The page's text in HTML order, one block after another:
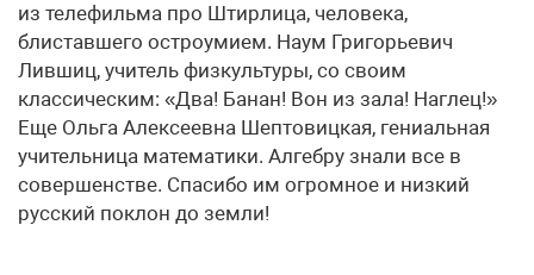
из телефильма про Штирлица, человека,
блиставшего остроумием. Наум Григорьевич
Лившиц, учитель физкультуры, со своим
классическим: «Два! Банан! Вон из зала! Наглец!»
Еще Ольга Алексеевна Шептовицкая, гениальная
учительница математики. Алгебру знали все в
совершенстве. Спасибо им огромное и низкий
русский поклон до земли!